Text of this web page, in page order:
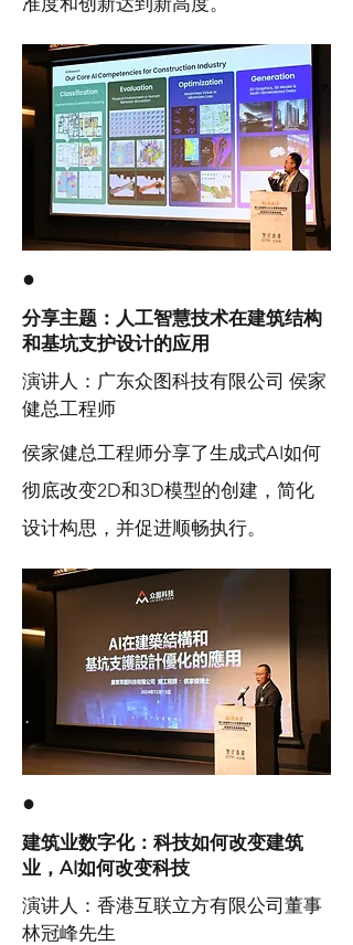
●
分享主题：人工智慧技术在建筑结构
和基坑支护设计的应用
演讲人：广东众图科技有限公司 侯家
健总工程师
侯家健总工程师分享了生成式AI如何
彻底改变2D和3D模型的创建，简化
设计构思，并促进顺畅执行。
●
建筑业数字化：科技如何改变建筑
业，AI如何改变科技
演讲人：香港互联立方有限公司董事
林冠峰先生